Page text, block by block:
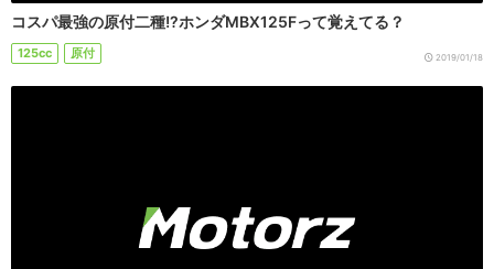
コスパ最強の原付二種!?ホンダMBX125Fって覚えてる？
125cc 原付 2019/01/18